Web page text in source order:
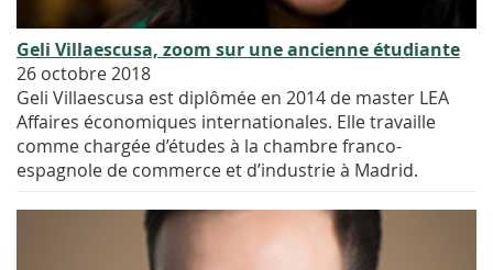
Geli Villaescusa, zoom sur une ancienne étudiante
26 octobre 2018
Geli Villaescusa est diplômée en 2014 de master LEA
Affaires économiques internationales. Elle travaille
comme chargée d’études à la chambre franco-
espagnole de commerce et d’industrie à Madrid.